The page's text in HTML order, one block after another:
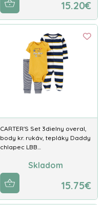
15.20€
CARTER'S Set 3dielny overal,
body kr. rukáv, tepláky Daddy
chlapec LBB…
Skladom
15.75€